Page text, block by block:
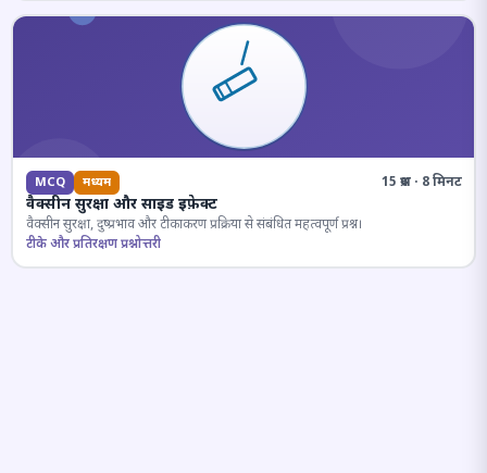
MCQ मध्यम 15 प्रश्न · 8 मिनट
वैक्सीन सुरक्षा और साइड इफ़ेक्ट
वैक्सीन सुरक्षा, दुष्प्रभाव और टीकाकरण प्रक्रिया से संबंधित महत्वपूर्ण प्रश्न।
टीके और प्रतिरक्षण प्रश्नोत्तरी